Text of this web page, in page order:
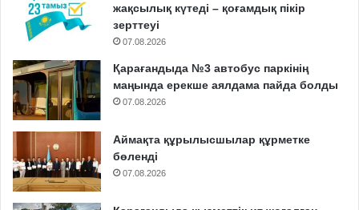
жақсылық күтеді – қоғамдық пікір
зерттеуі
07.08.2026
Қарағандыда №3 автобус паркінің
маңында ерекше аялдама пайда болды
07.08.2026
Аймақта құрылысшылар құрметке
бөленді
07.08.2026